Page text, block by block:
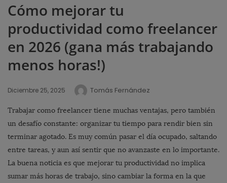
Cómo mejorar tu
productividad como freelancer
en 2026 (gana más trabajando
menos horas!)
Diciembre 25, 2025 Tomás Fernández
Trabajar como freelancer tiene muchas ventajas, pero también
un desafío constante: organizar tu tiempo para rendir bien sin
terminar agotado. Es muy común pasar el día ocupado, saltando
entre tareas, y aun así sentir que no avanzaste en lo importante.
La buena noticia es que mejorar tu productividad no implica
sumar más horas de trabajo, sino cambiar la forma en la que